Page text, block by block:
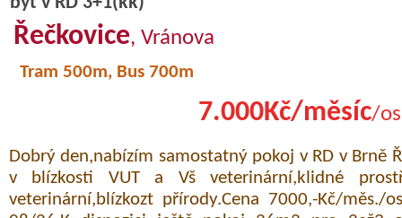
Řečkovice, Vránova
Tram 500m, Bus 700m
7.000Kč/měsíc/
Dobrý den,nabízím samostatný pokoj v RD v Brně
v blízkosti VUT a Vš veterinární,klidné
veterinární,blízkozt přírody.Cena 7000,-Kč/měs./